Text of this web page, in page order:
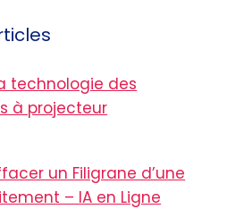
technologie des
à projecteur
un Filigrane d’une
– IA en Ligne